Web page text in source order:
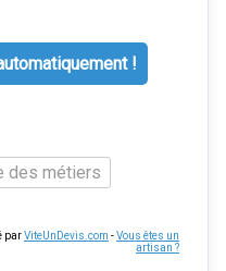
!
des métiers
parViteUnDevis.com -Vous êtes un
artisan ?